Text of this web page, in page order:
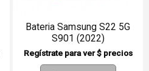
Bateria Samsung S22 5G
S901 (2022)
Regístrate para ver $ precios